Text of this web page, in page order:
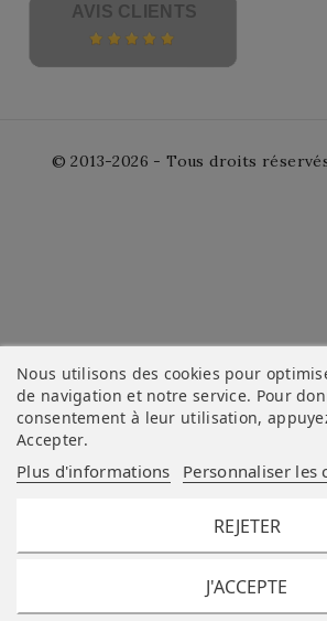
Nous utilisons des cookies pour
de navigation et notre service. Pour
consentement à leur utilisation,
Accepter.
Plus d'informations Personnaliser les
REJETER
J'ACCEPTE
AVIS CLIENTS
© 2013-2026 - Tous droits